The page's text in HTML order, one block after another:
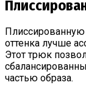
Плиссированную
оттенка лучше
Этот трюк
частью образа.